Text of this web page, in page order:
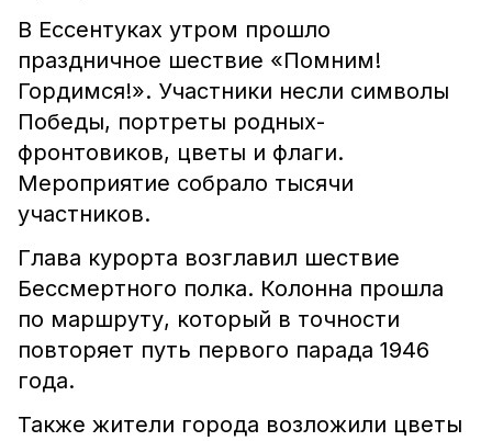
В Ессентуках утром прошло
праздничное шествие «Помним!
Гордимся!». Участники несли символы
Победы, портреты родных-
фронтовиков, цветы и флаги.
Мероприятие собрало тысячи
участников.
Глава курорта возглавил шествие
Бессмертного полка. Колонна прошла
по маршруту, который в точности
повторяет путь первого парада 1946
года.
Также жители города возложили цветы